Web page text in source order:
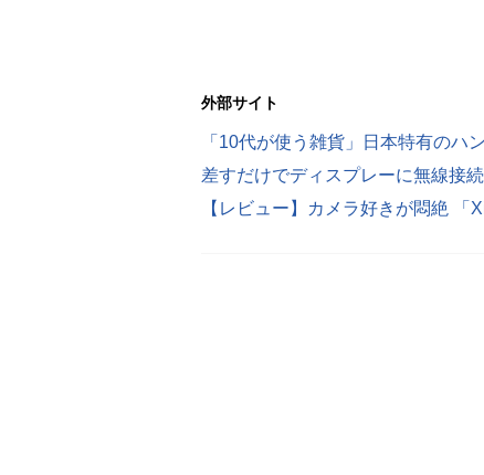
外部サイト